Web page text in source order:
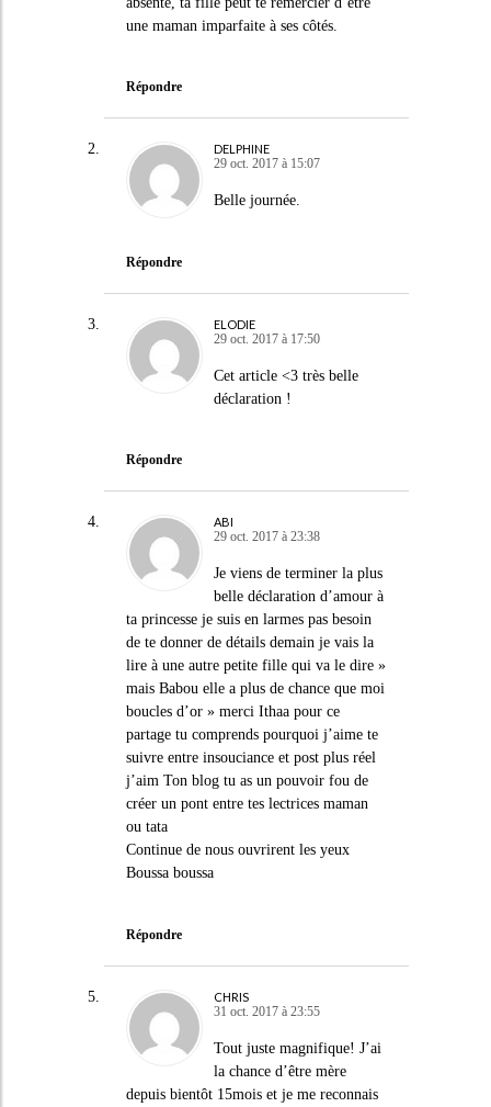
une maman imparfaite à ses côtés.
Répondre
DELPHINE
29 oct. 2017 à 15:07
Belle journée.
Répondre
ELODIE
29 oct. 2017 à 17:50
Cet article <3 très belle
déclaration !
Répondre
ABI
29 oct. 2017 à 23:38
Je viens de terminer la plus
belle déclaration d’amour à
ta princesse je suis en larmes pas besoin
de te donner de détails demain je vais la
lire à une autre petite fille qui va le dire »
mais Babou elle a plus de chance que moi
boucles d’or » merci Ithaa pour ce
partage tu comprends pourquoi j’aime te
suivre entre insouciance et post plus réel
j’aim Ton blog tu as un pouvoir fou de
créer un pont entre tes lectrices maman
ou tata
Continue de nous ouvrirent les yeux
Boussa boussa
Répondre
CHRIS
31 oct. 2017 à 23:55
Tout juste magnifique! J’ai
la chance d’être mère
depuis bientôt 15mois et je me reconnais